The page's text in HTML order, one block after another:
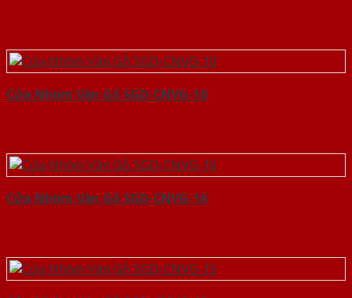
Cửa Nhôm Vân Gỗ SGD-CNVG-10
Cửa Nhôm Vân Gỗ SGD-CNVG-16